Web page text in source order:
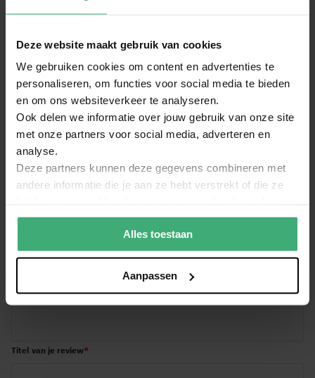
Deze website maakt gebruik van cookies
We gebruiken cookies om content en advertenties te
personaliseren, om functies voor social media te bieden
en om ons websiteverkeer te analyseren.
Ook delen we informatie over jouw gebruik van onze site
met onze partners voor social media, adverteren en
analyse.
Deze partners kunnen deze gegevens combineren met
andere informatie die je aan ze hebt verstrekt of die ze
services.
Alles toestaan
Aanpassen
Schrijf een review over:
BeamZ lichtstandaard verstelbaar - 2.2 meter max.
1
star
2
stars
3
stars
4
stars
5
stars
Je naam
Titel van je review
80%
2
DoorBerwout Dochyop10-06-2026
Geverifiëerde koper
2.2m is net niet hoog genoeg.
Geschreven bij BeamZ lichtstandaard verstelbaar - 2.2 meter
max.
Lees meer beoordelingen